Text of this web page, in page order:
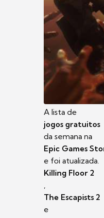
A lista de
jogos gratuitos
da semana na
Epic Games
e foi atualizada.
Killing Floor 2
The Escapists 2
e